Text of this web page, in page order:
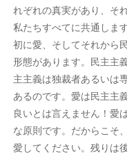
れぞれの真実があり、そ
私たちすべてに共通しま
初に愛、そしてそれから
形態があります。民主主
主主義は独裁者あるいは
あるのです。愛は民主主
良いとは言えません！愛
な原則です。だからこそ
愛してください。残りは